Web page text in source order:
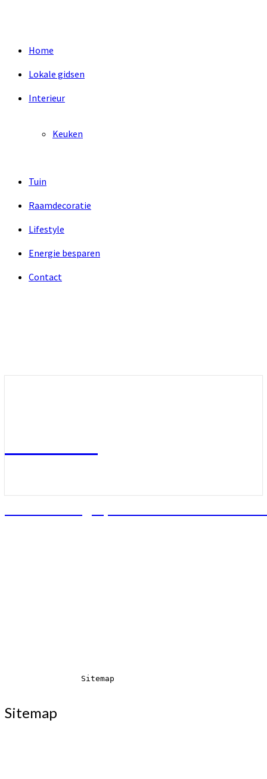
Home
Lokale gidsen
Interieur
Keuken
Tuin
Raamdecoratie
Lifestyle
Energie besparen
Contact
Sitemap
Sitemap